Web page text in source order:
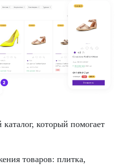
который помогает
товаров: плитка,